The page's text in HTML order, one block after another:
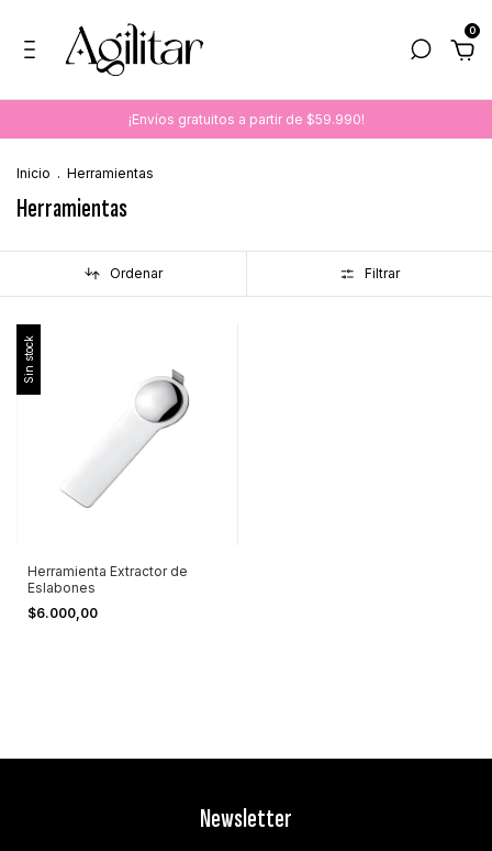
0
¡Envíos gratuitos a partir de $59.990!
Inicio . Herramientas
Herramientas
Ordenar Filtrar
Sin stock
Herramienta Extractor de
Eslabones
$6.000,00
Newsletter